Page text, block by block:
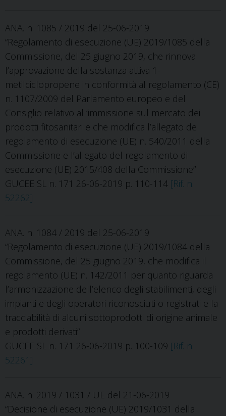
ANA. n. 1085 / 2019 del 25-06-2019
“Regolamento di esecuzione (UE) 2019/1085 della
Commissione, del 25 giugno 2019, che rinnova
l’approvazione della sostanza attiva 1-
metilciclopropene in conformità al regolamento (CE)
n. 1107/2009 del Parlamento europeo e del
Consiglio relativo all’immissione sul mercato dei
prodotti fitosanitari e che modifica l’allegato del
regolamento di esecuzione (UE) n. 540/2011 della
Commissione e l’allegato del regolamento di
esecuzione (UE) 2015/408 della Commissione”
GUCEE SL n. 171 26-06-2019 p. 110-114 [Rif. n.
52262]
ANA. n. 1084 / 2019 del 25-06-2019
“Regolamento di esecuzione (UE) 2019/1084 della
Commissione, del 25 giugno 2019, che modifica il
regolamento (UE) n. 142/2011 per quanto riguarda
l’armonizzazione dell’elenco degli stabilimenti, degli
impianti e degli operatori riconosciuti o registrati e la
tracciabilità di alcuni sottoprodotti di origine animale
e prodotti derivati”
GUCEE SL n. 171 26-06-2019 p. 100-109 [Rif. n.
52261]
ANA. n. 2019 / 1031 / UE del 21-06-2019
“Decisione di esecuzione (UE) 2019/1031 della